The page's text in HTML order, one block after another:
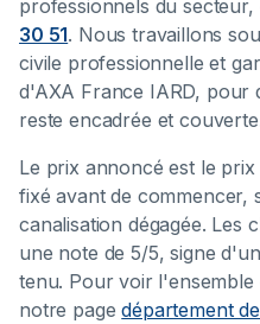
professionnels du
30 51. Nous travaillons
civile professionnelle et
d'AXA France IARD, pour
reste encadrée et
Le prix annoncé est le
fixé avant de commencer,
canalisation dégagée. Les
une note de 5/5, signe
tenu. Pour voir
notre pagedépartement